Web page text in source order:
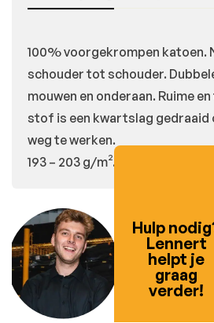
100% voorgekrompen katoen.
schouder tot schouder.
mouwen en onderaan. Ruime
stof is een kwartslag gedraaid
weg te werken.
193 – 203 g/m².
Hulp
Lennert
helpt je
graag
verder!